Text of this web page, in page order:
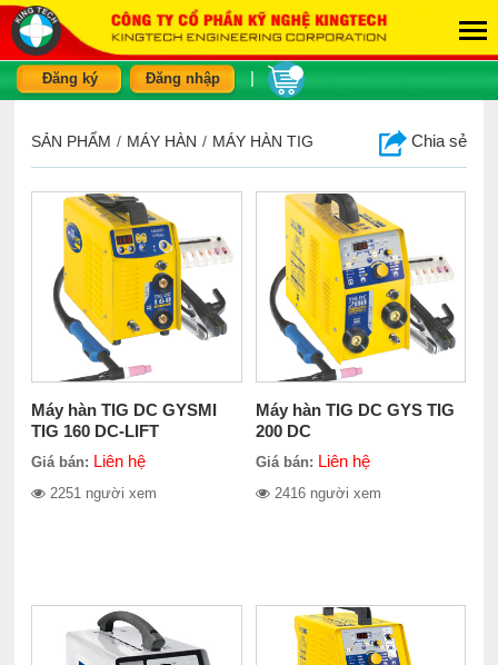
Đăng ký Đăng nhập
SẢN PHẨM / MÁY HÀN / MÁY HÀN TIG Chia sẻ
Máy hàn TIG DC GYSMI
TIG 160 DC-LIFT
Giá bán: Liên hệ
2251 người xem
Máy hàn TIG DC GYS TIG
200 DC
Giá bán: Liên hệ
2416 người xem